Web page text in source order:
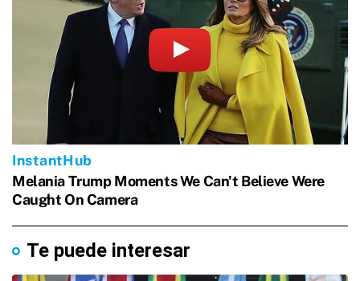
Te puede interesar